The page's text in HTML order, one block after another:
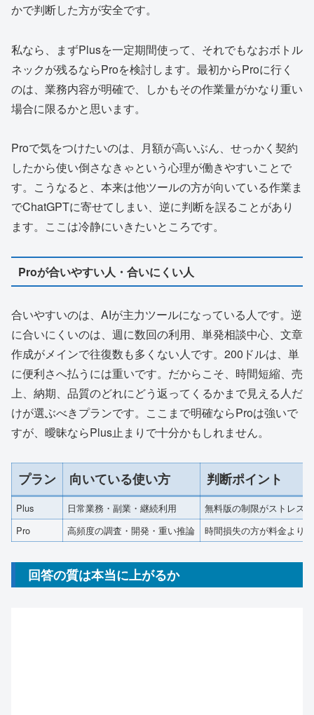
かで判断した方が安全です。
私なら、まずPlusを一定期間使って、それでもなおボトル
ネックが残るならProを検討します。最初からProに行く
のは、業務内容が明確で、しかもその作業量がかなり重い
場合に限るかと思います。
Proで気をつけたいのは、月額が高いぶん、せっかく契約
したから使い倒さなきゃという心理が働きやすいことで
す。こうなると、本来は他ツールの方が向いている作業ま
でChatGPTに寄せてしまい、逆に判断を誤ることがあり
ます。ここは冷静にいきたいところです。
Proが合いやすい人・合いにくい人
合いやすいのは、AIが主力ツールになっている人です。逆
に合いにくいのは、週に数回の利用、単発相談中心、文章
作成がメインで往復数も多くない人です。200ドルは、単
に便利さへ払うには重いです。だからこそ、時間短縮、売
上、納期、品質のどれにどう返ってくるかまで見える人だ
けが選ぶべきプランです。ここまで明確ならProは強いで
すが、曖昧ならPlus止まりで十分かもしれません。
プラン 向いている使い方 判断ポイント
Plus 日常業務・副業・継続利用
無料版の制限がストレスか
Pro
高頻度の調査・開発・重い推論 時間損失の方が料金より
回答の質は本当に上がるか